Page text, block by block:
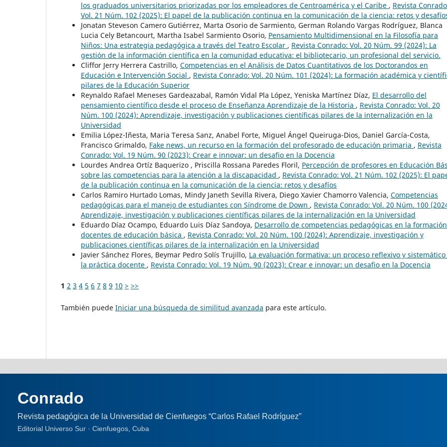
los graduados universitarios priorizadas por los empleadores de Centroamérica y el Caribe , Revista
Vol. 21 Núm. 102 (2025): El papel de la publicación continua en la comunicación de la ciencia: retos y
Jonatan Steveson Camero Gutiérrez, Marta Osorio de Sarmiento, German Rolando Vargas Rodríguez, Blanca
Lucia Cely Betancourt, Martha Isabel Sarmiento Osorio, Pensamiento Multidimensional en la Filosofía para
Niños: Una estrategia pedagógica a través del Teatro Escolar , Revista Conrado: Vol. 20 Núm. 99 (2024): La
gestión de la información científica en la comunidad educativa: el bibliotecario, un profesional del servicio.
Cliffor Jerry Herrera Castrillo, Competencias en el Análisis de Datos Cuantitativos de los Doctorandos en
Educación e Intervención Social , Revista Conrado: Vol. 20 Núm. 101 (2024): La formación académica y
pilares de la Educación Superior
Reynaldo Rafael Meneses Gardeazabal, Ramón Vidal Pla López, Yeniska Martínez Díaz, El desarrollo del
pensamiento científico desde el proceso de Enseñanza Aprendizaje de la Historia , Revista Conrado: Vol. 20
Núm. 100 (2024): Aprendizaje, investigación y publicaciones científicas pilares de la internalización en la
Universidad
Emilia López-Iñesta, Maria Teresa Sanz, Anabel Forte, Miguel Ángel Queiruga-Dios, Daniel García-Costa,
Francisco Grimaldo, Fake news, un recurso en la formación del profesorado de educación primaria , Revista
Conrado: Vol. 19 Núm. 90 (2023): Crear e innovar: un desafio en la Docencia
Lourdes Andrea Ortíz Baquerizo , Priscilla Rossana Paredes Floril, Percepción de profesores en Educación
sobre las competencias para la atención a la discapacidad , Revista Conrado: Vol. 21 Núm. 102 (2025): El
de la publicación continua en la comunicación de la ciencia: retos y desafíos
Carlos Ramiro Hurtado Lomas, Mindy Janeth Sevilla Rivera, Diego Xavier Chamorro Valencia, Competencias
pedagógicas para el manejo de estudiantes con Síndrome de Down , Revista Conrado: Vol. 20 Núm. 100
Aprendizaje, investigación y publicaciones científicas pilares de la internalización en la Universidad
Eduardo Díaz Ocampo, Eduardo Luis Díaz Sandoya, Desarrollo de competencias pedagógicas en la
docentes de educación básica , Revista Conrado: Vol. 20 Núm. 100 (2024): Aprendizaje, investigación y
publicaciones científicas pilares de la internalización en la Universidad
Javier Sánchez Flores, Beymar Pedro Solís Trujillo, La evaluación formativa: un proceso reflexivo y
la práctica docente , Revista Conrado: Vol. 19 Núm. 90 (2023): Crear e innovar: un desafio en la Docencia
1 2 3 4 5 6 7 8 9 10 > >>
También puede Iniciar una búsqueda de similitud avanzada para este artículo.
Conrado
Revista pedagógica de la Universidad de Cienfuegos “Carlos Rafael Rodríguez”
Editorial Universo Sur · Cienfuegos, Cuba